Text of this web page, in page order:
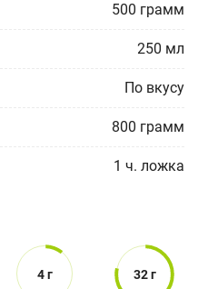
500 грамм
250 мл
По вкусу
800 грамм
1 ч. ложка
4 г 32 г